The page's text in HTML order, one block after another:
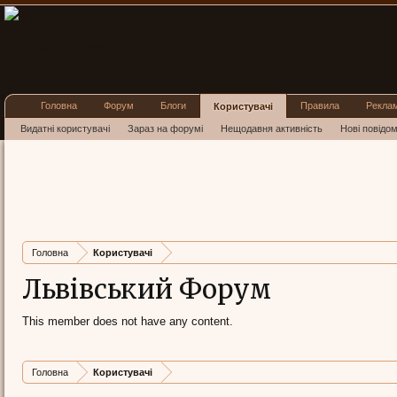
Головна Користувачі
Львівський Форум
This member does not have any content.
Головна Користувачі
Головна Форум Блоги Користувачі
Видатні користувачі Зараз на форумі Нещодавня активність Нові
Правила